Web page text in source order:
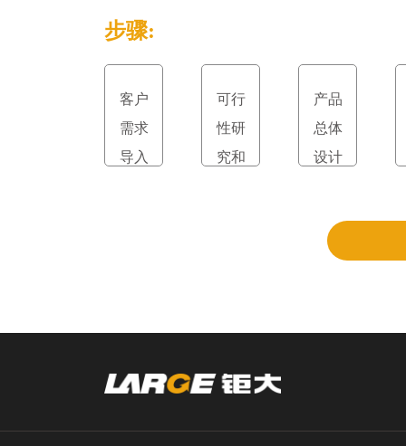
步骤:
客户
需求
导入
可行
性研
究和
产品
总体
设计